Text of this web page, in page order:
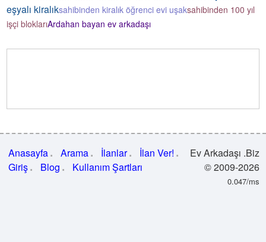
eşyalı kiralıksahibinden kiralık öğrenci evi uşaksahibinden 100 yıl
işçi bloklarıArdahan bayan ev arkadaşı
Anasayfa Arama İlanlar
İlan Ver!
Giriş
Blog Kullanım Şartları
Ev Arkadaşı .Biz
© 2009-2026
0.047/ms